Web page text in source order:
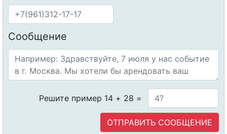
Сообщение
Решите пример 14 + 28 =